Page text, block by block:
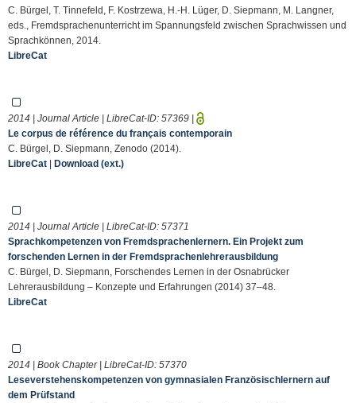
C. Bürgel, T. Tinnefeld, F. Kostrzewa, H.-H. Lüger, D. Siepmann, M. Langner,
eds., Fremdsprachenunterricht im Spannungsfeld zwischen Sprachwissen und
Sprachkönnen, 2014.
LibreCat
2014 | Journal Article | LibreCat-ID: 57369 |
Le corpus de référence du français contemporain
C. Bürgel, D. Siepmann, Zenodo (2014).
LibreCat | Download (ext.)
2014 | Journal Article | LibreCat-ID: 57371
Sprachkompetenzen von Fremdsprachenlernern. Ein Projekt zum
forschenden Lernen in der Fremdsprachenlehrerausbildung
C. Bürgel, D. Siepmann, Forschendes Lernen in der Osnabrücker
Lehrerausbildung – Konzepte und Erfahrungen (2014) 37–48.
LibreCat
2014 | Book Chapter | LibreCat-ID: 57370
Leseverstehenskompetenzen von gymnasialen Französischlernern auf
dem Prüfstand